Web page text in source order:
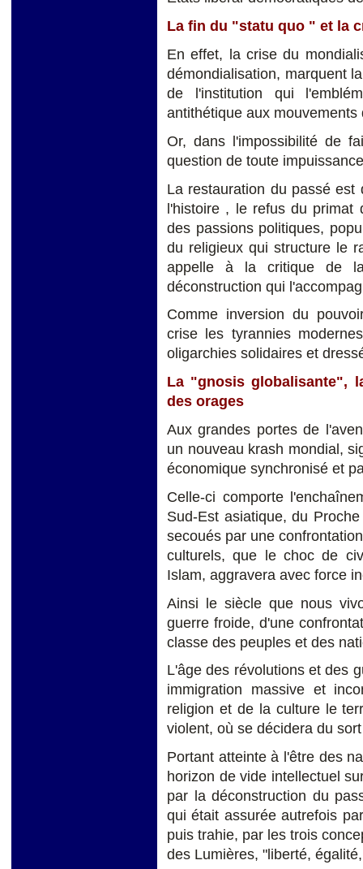
La fin du "statu quo " et la
En effet, la crise du
démondialisation, marquent
de l'institution qui
antithétique aux mouvements
Or, dans l'impossibilité de
question de toute
La restauration du passé est
l'histoire , le refus du primat
des passions politiques,
du religieux qui structure le
appelle à la critique de
déconstruction qui
Comme inversion du
crise les tyrannies
oligarchies solidaires et
La "gnosis globalisante",
des orages
Aux grandes portes de
un nouveau krash mondial,
économique synchronisé et
Celle-ci comporte
Sud-Est asiatique, du
secoués par une
culturels, que le choc de
Islam, aggravera avec force
Ainsi le siècle que nous
guerre froide, d'une
classe des peuples et des
L'âge des révolutions et des
immigration massive et
religion et de la culture le
violent, où se décidera du
Portant atteinte à l'être des
horizon de vide intellectuel
par la déconstruction du
qui était assurée autrefois
puis trahie, par les trois
des Lumières, "liberté,